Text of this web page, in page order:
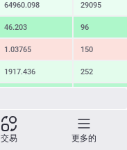
64960.098 29095
46.203 96
1.03765 150
1917.436 252
76.47
- -
交易 更多的